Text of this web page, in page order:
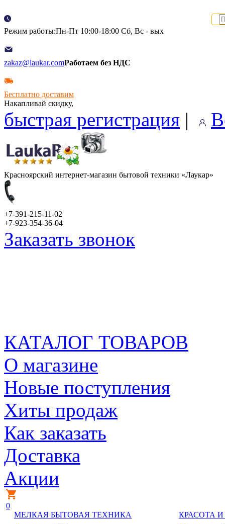
Режим работы:Пн-Пт 10:00-18:00 Сб, Вс - вых
zakaz@laukar.comРаботаем без НДС
Бесплатно доставим
Накапливай скидку,
быстрая регистрация |
Красноярский интернет-магазин бытовой техники «Лаукар»
+7-391-215-11-02
+7-923-354-36-04
Заказать звонок
КАТАЛОГ ТОВАРОВ
О магазине
Новые поступления
Хиты продаж
Как заказать
Доставка
Акции
0
МЕЛКАЯ БЫТОВАЯ ТЕХНИКА
КРАСОТА И